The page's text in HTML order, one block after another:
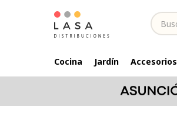
Cocina Jardín Accesorios